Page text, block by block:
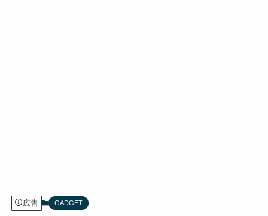
広告 GADGET